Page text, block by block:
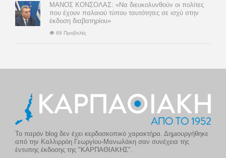
ΜΑΝΟΣ ΚΟΝΣΟΛΑΣ: «Να διευκολυνθούν οι πολίτες
που έχουν παλαιού τύπου ταυτότητες σε ισχύ στην
έκδοση διαβατηρίου»
69 Προβολές
Το παρόν blog δεν έχει κερδοσκοπικό χαρακτήρα. Δημιουργήθηκε
από την Καλλιρρόη Γεωργίου-Μανωλάκη σαν συνέχεια της
έντυπης έκδοσης της "ΚΑΡΠΑΘΙΑΚΗΣ".